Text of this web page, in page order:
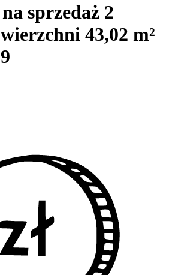
sprzedaż 2
43,02 m²